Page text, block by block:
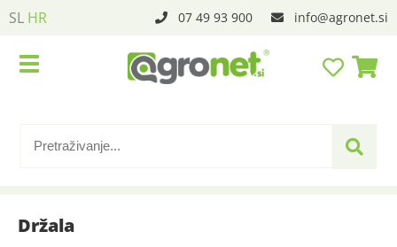
SL HR 07 49 93 900 info agronet.si
Držala